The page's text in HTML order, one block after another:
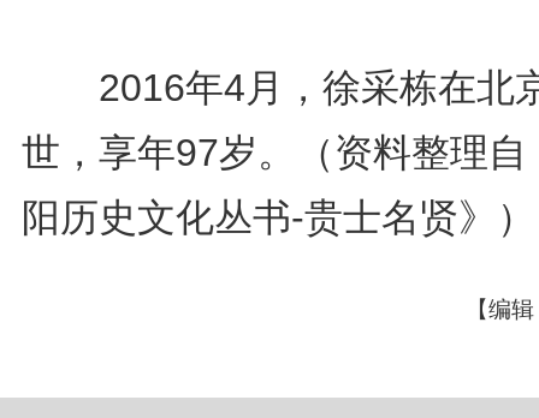
2016年4月，徐采栋在北
世，享年97岁。
（资料整理
阳历史文化丛书-贵士名贤》）
【编